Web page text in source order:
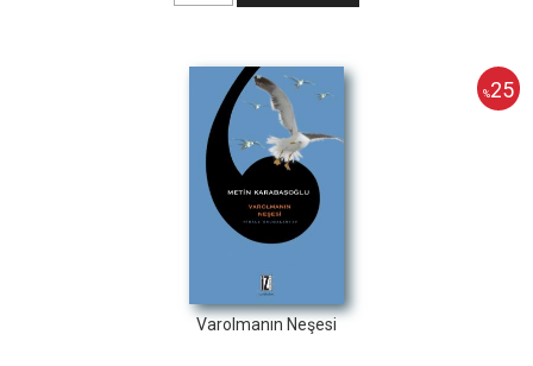
%25
Varolmanın Neşesi